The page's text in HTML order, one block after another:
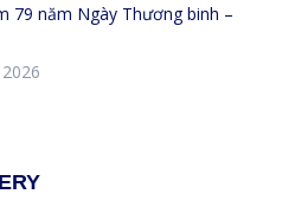
79 năm Ngày Thương binh –